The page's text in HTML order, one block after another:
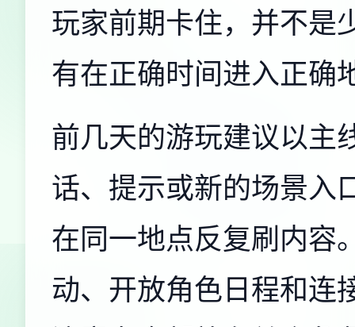
玩家前期卡住，并不是
有在正确时间进入正确
前几天的游玩建议以主
话、提示或新的场景入
在同一地点反复刷内容
动、开放角色日程和连